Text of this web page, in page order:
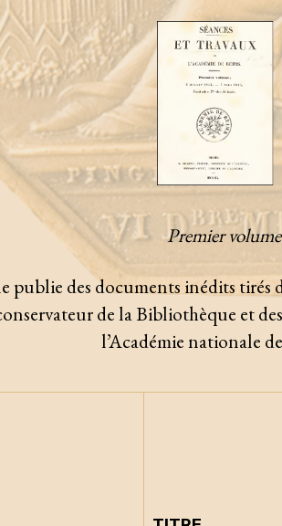
Premier
publie des documents inédits
de la Bibliothèque et
l’Académie nationale